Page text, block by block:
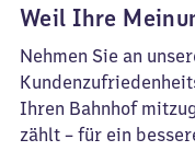
Weil Ihre
Nehmen Sie an
Ihren Bahnhof
zählt – für ein